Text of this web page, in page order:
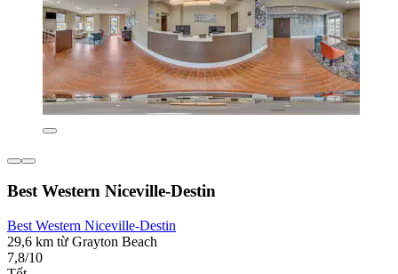
Best Western Niceville-Destin
Best Western Niceville-Destin
29,6 km từ Grayton Beach
7,8/10